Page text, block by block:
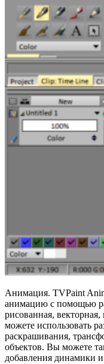
Анимация. TVPaint
анимацию с помощью
рисованная,
можете использовать
раскрашивания,
объектов. Вы можете
добавления динамики